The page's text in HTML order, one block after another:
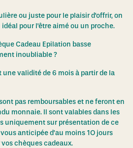
ou juste pour le plaisir d'offrir, on
pour l'être aimé ou un proche.
Cadeau Epilation basse
inoubliable ?
une validité de 6 mois à partir de la
pas remboursables et ne feront en
monnaie. Il sont valables dans les
uniquement sur présentation de ce
anticipée d’au moins 1O jours
chèques cadeaux.